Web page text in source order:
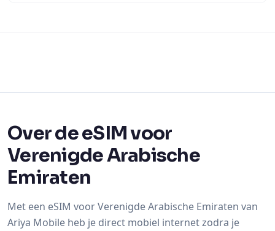
Over de eSIM voor
Verenigde Arabische
Emiraten
Met een eSIM voor Verenigde Arabische Emiraten van
Ariya Mobile heb je direct mobiel internet zodra je